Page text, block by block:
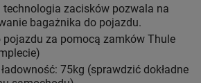
technologia zacisków pozwala na
bagażnika do pojazdu.
pojazdu za pomocą zamków Thule
75kg (sprawdzić dokładne